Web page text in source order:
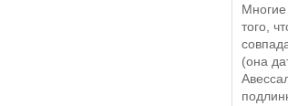
Многие
того,
(она